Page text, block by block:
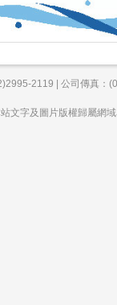
2119 | 公司傳真
文字及圖片版權歸屬網